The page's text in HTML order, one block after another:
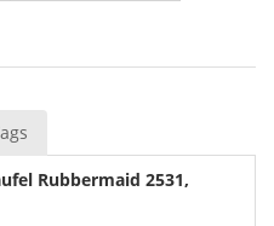
Rubbermaid 2531,